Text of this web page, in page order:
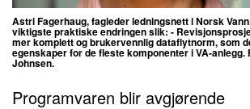
Astri Fagerhaug, fagleder ledningsnett i Norsk
viktigste praktiske endringen slik: -
mer komplett og brukervennlig dataflytnorm, som
egenskaper for de fleste komponenter i VA-anlegg.
Johnsen.
Programvaren blir avgjørende